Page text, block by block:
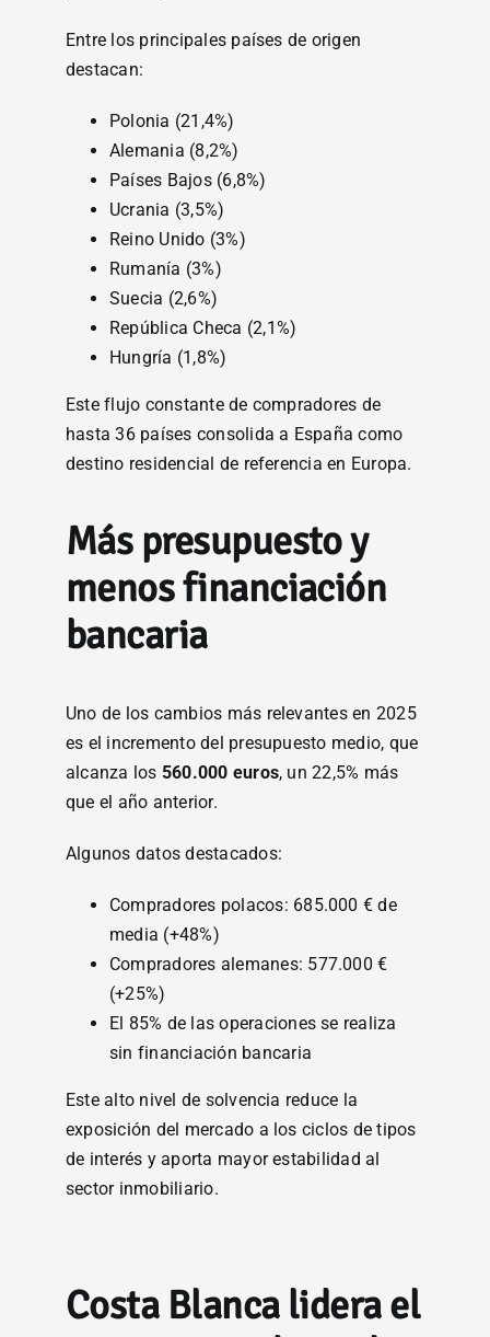
Entre los principales países de origen
destacan:
Polonia (21,4%)
Alemania (8,2%)
Países Bajos (6,8%)
Ucrania (3,5%)
Reino Unido (3%)
Rumanía (3%)
Suecia (2,6%)
República Checa (2,1%)
Hungría (1,8%)
Este flujo constante de compradores de
hasta 36 países consolida a España como
destino residencial de referencia en Europa.
Más presupuesto y
menos financiación
bancaria
Uno de los cambios más relevantes en 2025
es el incremento del presupuesto medio, que
alcanza los 560.000 euros, un 22,5% más
que el año anterior.
Algunos datos destacados:
Compradores polacos: 685.000 € de
media (+48%)
Compradores alemanes: 577.000 €
(+25%)
El 85% de las operaciones se realiza
sin financiación bancaria
Este alto nivel de solvencia reduce la
exposición del mercado a los ciclos de tipos
de interés y aporta mayor estabilidad al
sector inmobiliario.
Costa Blanca lidera el